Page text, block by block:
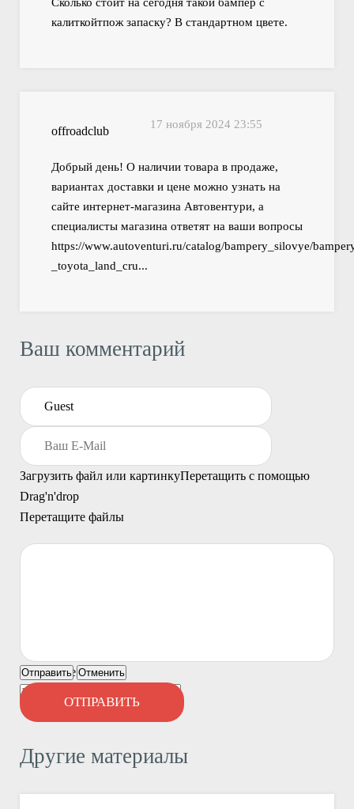
калиткойтпож запаску? В стандартном цвете.
offroadclub 17 ноября 2024 23:55
Добрый день! О наличии товара в продаже,
вариантах доставки и цене можно узнать на
сайте интернет-магазина Автовентури, а
специалисты магазина ответят на ваши вопросы
https://www.autoventuri.ru/catalog/bampery_silovye/
­_toyota_land_cru...
Ваш комментарий
Загрузить файл или картинкуПеретащить с помощью
Drag'n'drop
Перетащите файлы
Ничего не найдено
Отправить Отменить
Другие материалы